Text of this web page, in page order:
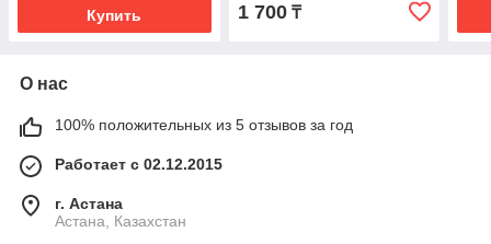
Купить 1 700₸
О нас
100% положительных из 5 отзывов за год
Работает с 02.12.2015
г. Астана
Астана, Казахстан